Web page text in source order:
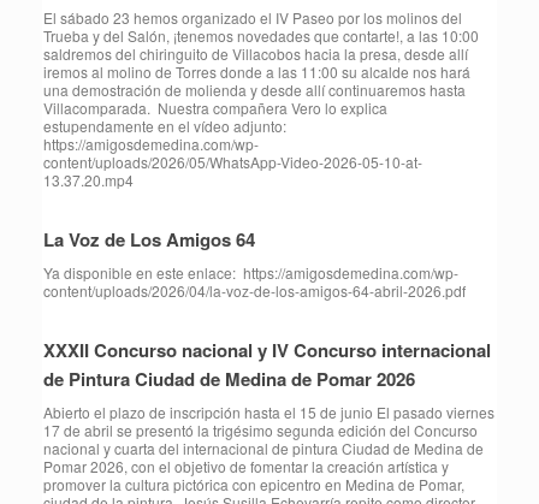
⁠El sábado 23 hemos organizado el IV Paseo por los molinos del
Trueba y del Salón, ¡tenemos novedades que contarte!, a las 10:00
saldremos del chiringuito de Villacobos hacia la presa, desde allí
iremos al molino de Torres donde a las 11:00 su alcalde nos hará
una demostración de molienda y desde allí continuaremos hasta
Villacomparada. Nuestra compañera Vero lo explica
estupendamente en el vídeo adjunto:
https://amigosdemedina.com/wp-
content/uploads/2026/05/WhatsApp-Video-2026-05-10-at-
13.37.20.mp4
La Voz de Los Amigos 64
Ya disponible en este enlace: https://amigosdemedina.com/wp-
content/uploads/2026/04/la-voz-de-los-amigos-64-abril-2026.pdf
XXXII Concurso nacional y IV Concurso internacional
de Pintura Ciudad de Medina de Pomar 2026
Abierto el plazo de inscripción hasta el 15 de junio El pasado viernes
17 de abril se presentó la trigésimo segunda edición del Concurso
nacional y cuarta del internacional de pintura Ciudad de Medina de
Pomar 2026, con el objetivo de fomentar la creación artística y
promover la cultura pictórica con epicentro en Medina de Pomar,